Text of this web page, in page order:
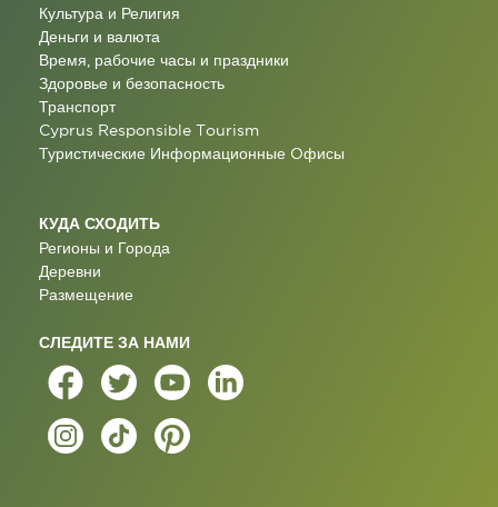
Культура и Религия
Деньги и валюта
Время, рабочие часы и праздники
Здоровье и безопасность
Транспорт
Cyprus Responsible Tourism
Туристические Информационные Oфисы
КУДА СХОДИТЬ
Регионы и Города
Деревни
Размещение
СЛЕДИТЕ ЗА НАМИ